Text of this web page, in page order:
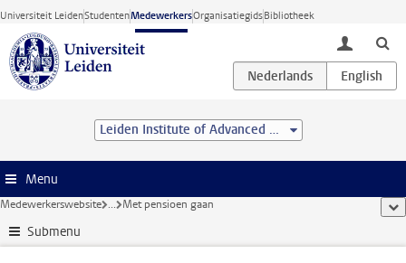
Ga direct naar de inhoud
Universiteit LeidenStudentenMedewerkersOrganisatiegidsBibliotheek
toggle
Leiden Institute of Advanced Computer Science (LIACS)
Menu
Medewerkerswebsite ... Met pensioen gaan
Submenu